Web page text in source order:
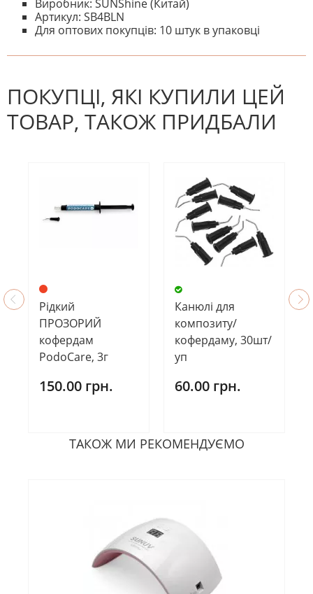
Виробник: SUNShine (Китай)
Артикул: SB4BLN
Для оптових покупців: 10 штук в упаковці
На даний час немає відгуків. Ви
ПОКУПЦІ, ЯКІ КУПИЛИ ЦЕЙ
ТОВАР, ТАКОЖ ПРИДБАЛИ
Рідкий
ПРОЗОРИЙ
кофердам
PodoCare, 3г
150.00 грн.
Канюлі для
композиту/
кофердаму, 30шт/
уп
60.00 грн.
ТАКОЖ МИ РЕКОМЕНДУЄМО